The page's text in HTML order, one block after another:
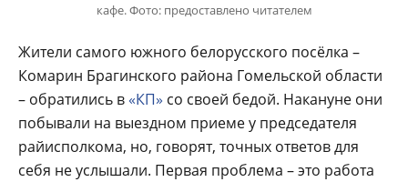
кафе. Фото: предоставлено читателем
Жители самого южного белорусского посёлка –
Комарин Брагинского района Гомельской области
– обратились в «КП» со своей бедой. Накануне они
побывали на выездном приеме у председателя
райисполкома, но, говорят, точных ответов для
себя не услышали. Первая проблема – это работа